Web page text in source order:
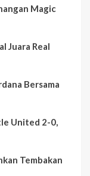
Magic
Juara Real
Bersama
United 2-0,
Tembakan